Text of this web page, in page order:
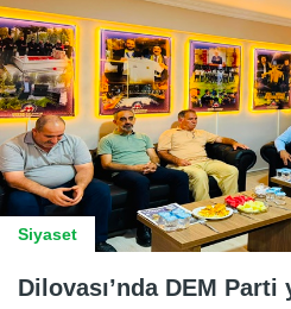
Siyaset
Dilovası’nda DEM